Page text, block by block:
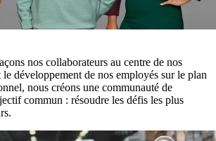
nos collaborateurs au centre de nos
développement de nos employés sur le plan
nous créons une communauté de
commun : résoudre les défis les plus